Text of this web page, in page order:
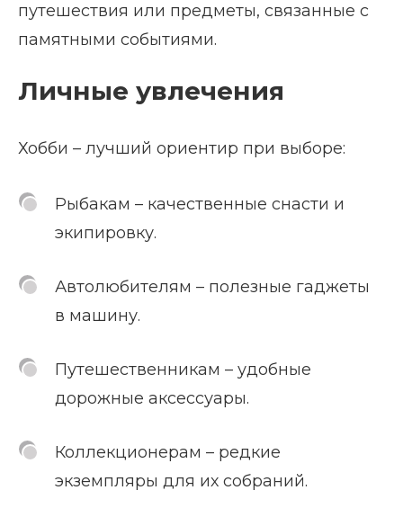
путешествия или предметы, связанные с
памятными событиями.
Личные увлечения
Хобби – лучший ориентир при выборе:
Рыбакам – качественные снасти и
экипировку.
Автолюбителям – полезные гаджеты
в машину.
Путешественникам – удобные
дорожные аксессуары.
Коллекционерам – редкие
экземпляры для их собраний.